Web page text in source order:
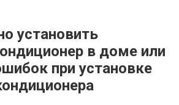
установить
в доме или
при установке